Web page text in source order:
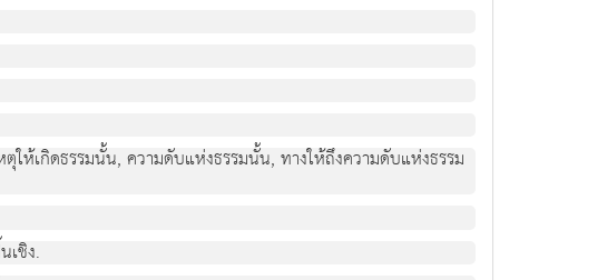
ให้เกิดธรรมนั้น, ความดับแห่งธรรมนั้น, ทางให้ถึงความดับแห่งธรรม
ชิง.